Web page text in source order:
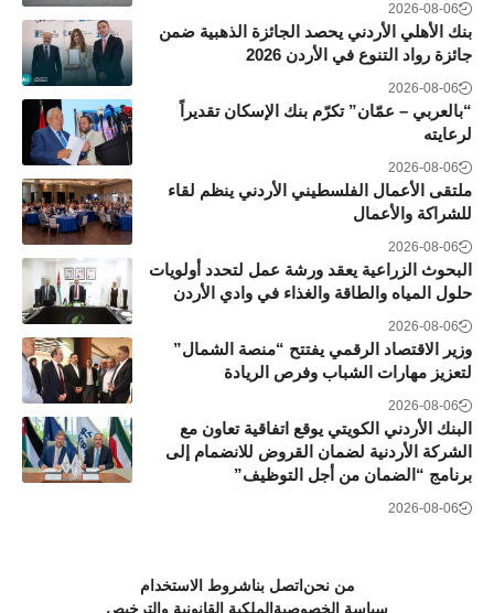
2026-08-06
بنك الأهلي الأردني يحصد الجائزة الذهبية ضمن
جائزة رواد التنوع في الأردن 2026
2026-08-06
“بالعربي – عمّان” تكرّم بنك الإسكان تقديراً
لرعايته
2026-08-06
ملتقى الأعمال الفلسطيني الأردني ينظم لقاء
للشراكة والأعمال
2026-08-06
البحوث الزراعية يعقد ورشة عمل لتحدد أولويات
حلول المياه والطاقة والغذاء في وادي الأردن
2026-08-06
وزير الاقتصاد الرقمي يفتتح “منصة الشمال”
لتعزيز مهارات الشباب وفرص الريادة
2026-08-06
البنك الأردني الكويتي يوقع اتفاقية تعاون مع
الشركة الأردنية لضمان القروض للانضمام إلى
برنامج “الضمان من أجل التوظيف”
2026-08-06
من نحن اتصل بناشروط الاستخدام
سياسة الخصوصية الملكية القانونية والترخيص